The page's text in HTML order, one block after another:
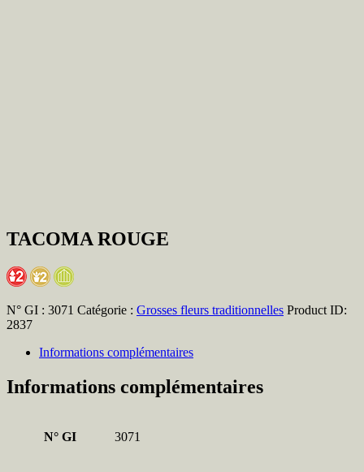
TACOMA ROUGE
N° GI : 3071 Catégorie : Grosses fleurs traditionnelles Product ID:
2837
Informations complémentaires
Informations complémentaires
N° GI 3071